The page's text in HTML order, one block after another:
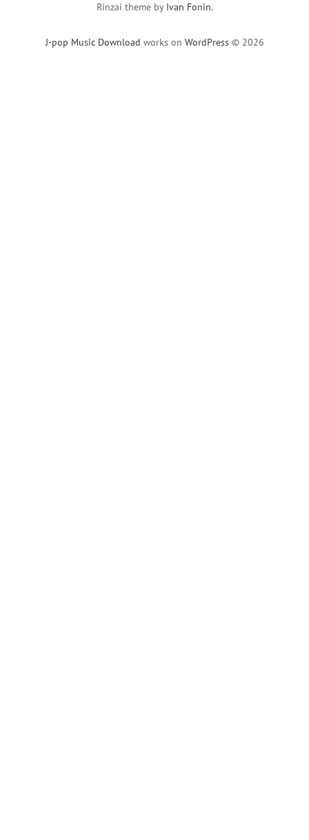
J-pop Music Download works on WordPress © 2026
Rinzai theme by Ivan Fonin.